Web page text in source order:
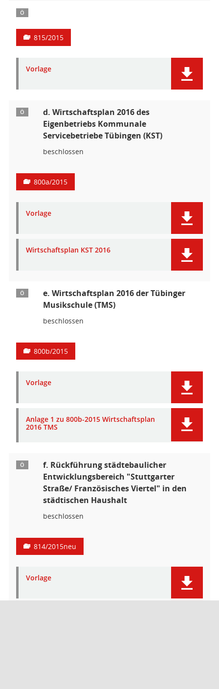
Ö
815/2015
Vorlage
Ö
d. Wirtschaftsplan 2016 des
Eigenbetriebs Kommunale
Servicebetriebe Tübingen (KST)
beschlossen
800a/2015
Vorlage
Wirtschaftsplan KST 2016
Ö
e. Wirtschaftsplan 2016 der Tübinger
Musikschule (TMS)
beschlossen
800b/2015
Vorlage
Anlage 1 zu 800b-2015 Wirtschaftsplan
2016 TMS
Ö
f. Rückführung städtebaulicher
Entwicklungsbereich "Stuttgarter
Straße/ Französisches Viertel" in den
städtischen Haushalt
beschlossen
814/2015neu
Vorlage